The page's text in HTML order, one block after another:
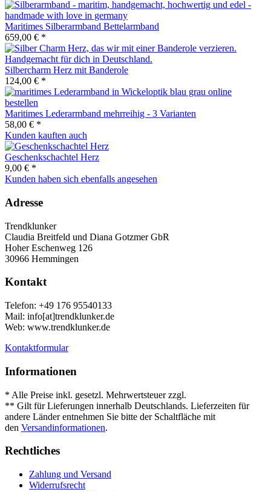
Maritimes Silberarmband Bettelarmband
659,00 € *
Silbercharm Herz mit Banderole
124,00 € *
Maritimes Lederarmband mehrreihig - 3 Varianten
58,00 € *
Kunden kauften auch
Geschenkschachtel Herz
9,00 € *
Kunden haben sich ebenfalls angesehen
Adresse
Trendklunker
Claudia Breitfeld und Diana Gotzmer GbR
Hoher Eschenweg 126
30966 Hemmingen
Kontakt
Telefon: +49 176 95540133
Mail: info[at]trendklunker.de
Web: www.trendklunker.de
Kontaktformular
Informationen
* Alle Preise inkl. gesetzl. Mehrwertsteuer zzgl.
** Gilt für Lieferungen innerhalb Deutschlands. Lieferzeiten für
andere Länder entnehmen Sie bitte der Schaltfläche mit
den Versandinformationen.
Rechtliches
Zahlung und Versand
Widerrufsrecht